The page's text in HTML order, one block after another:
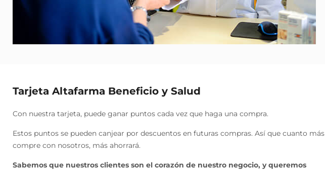
Tarjeta Altafarma Beneficio y Salud
Con nuestra tarjeta, puede ganar puntos cada vez que haga una compra.
Estos puntos se pueden canjear por descuentos en futuras compras. Así que cuanto más
compre con nosotros, más ahorrará.
Sabemos que nuestros clientes son el corazón de nuestro negocio, y queremos